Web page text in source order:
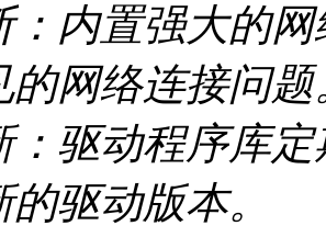
：内置强大的
的网络连接问题
：驱动程序库
驱动版本。